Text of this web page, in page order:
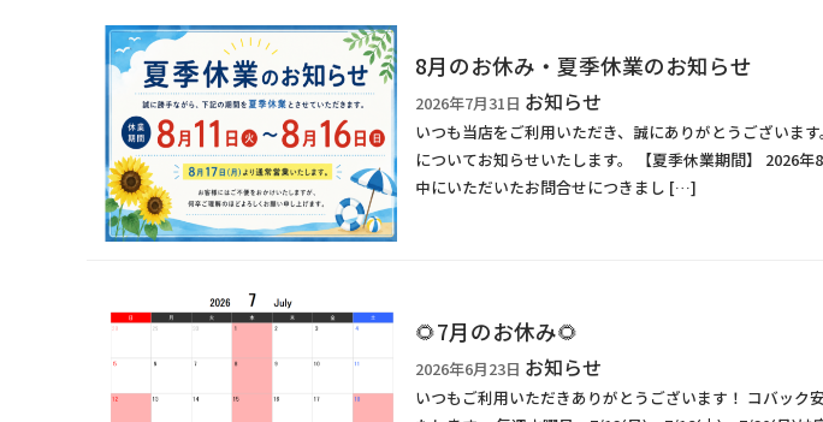
8月のお休み・夏季休業のお知らせ
2026年7月31日 お知らせ
いつも当店をご利用いただき、誠にありがとうございま
についてお知らせいたします。 【夏季休業期間】 2026
中にいただいたお問合せにつきまし […]
🌻7月のお休み🌻
2026年6月23日 お知らせ
いつもご利用いただきありがとうございます！ コバック